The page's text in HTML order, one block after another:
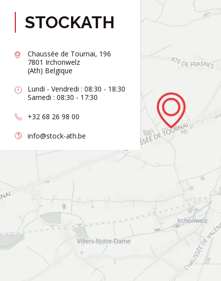
STOCKATH
Chaussée de Tournai, 196
7801 Irchonwelz
(Ath) Belgique
Lundi - Vendredi : 08:30 - 18:30
Samedi : 08:30 - 17:30
+32 68 26 98 00
info@stock-ath.be